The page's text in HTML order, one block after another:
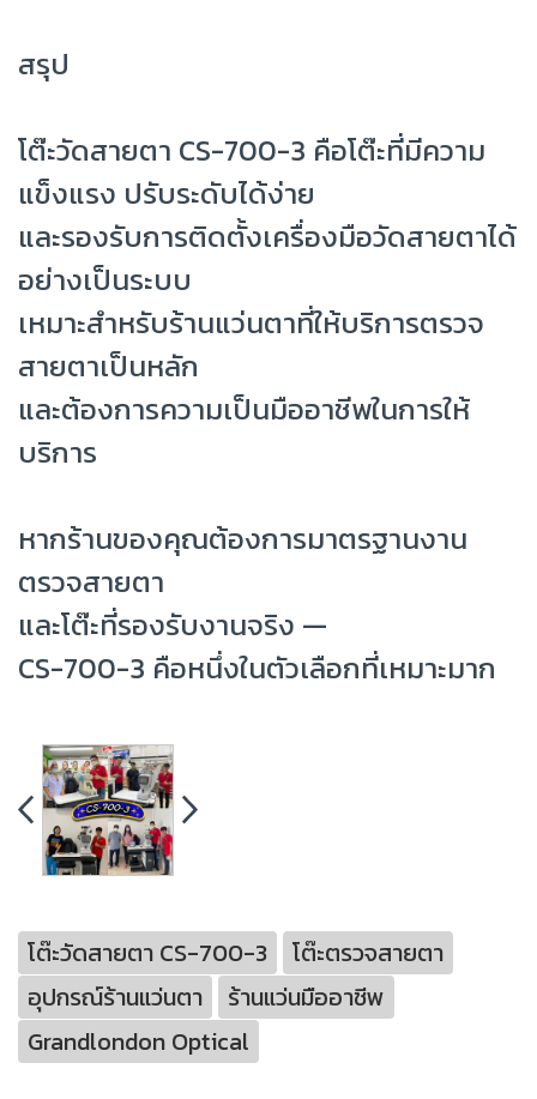
สรุป
โต๊ะวัดสายตา CS-700-3 คือโต๊ะที่มีความ
แข็งแรง ปรับระดับได้ง่าย
และรองรับการติดตั้งเครื่องมือวัดสายตาได้
อย่างเป็นระบบ
เหมาะสำหรับร้านแว่นตาที่ให้บริการตรวจ
สายตาเป็นหลัก
และต้องการความเป็นมืออาชีพในการให้
บริการ
หากร้านของคุณต้องการมาตรฐานงาน
ตรวจสายตา
และโต๊ะที่รองรับงานจริง —
CS-700-3 คือหนึ่งในตัวเลือกที่เหมาะมาก
โต๊ะวัดสายตา CS-700-3
โต๊ะตรวจสายตา
อุปกรณ์ร้านแว่นตา
ร้านแว่นมืออาชีพ
Grandlondon Optical